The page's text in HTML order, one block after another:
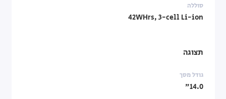
סוללה
42WHrs, 3-cell Li-ion
תצוגה
גודל מסך
14.0"